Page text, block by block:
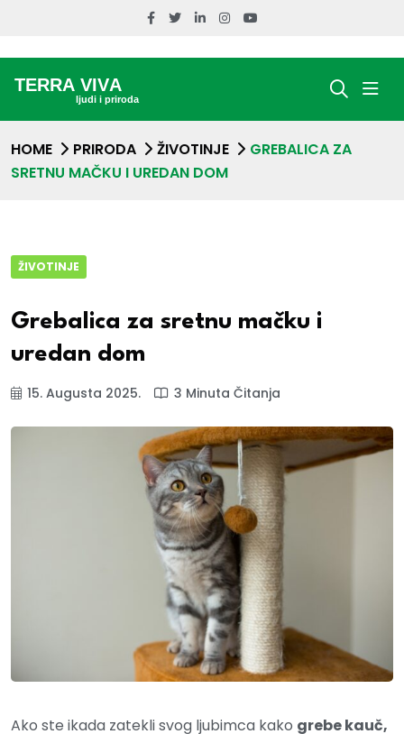
HOME PRIRODA ŽIVOTINJE
GREBALICA ZA
SRETNU MAČKU I UREDAN DOM
ŽIVOTINJE
Grebalica za sretnu mačku i
uredan dom
15. Augusta 2025. 3 Minuta Čitanja
Ako ste ikada zatekli svog ljubimca kako grebe kauč,